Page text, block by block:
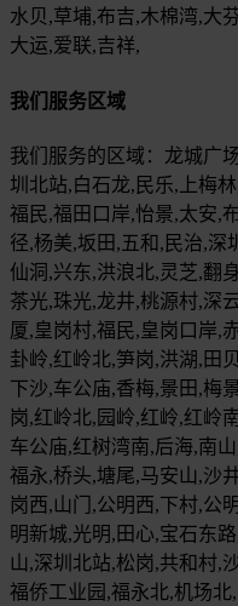
水贝,草埔,布吉,木棉湾,大
大运,爱联,吉祥,
我们服务区域
我们服务的区域：龙城广
圳北站,白石龙,民乐,上梅
福民,福田口岸,怡景,太安,
径,杨美,坂田,五和,民治,深
仙洞,兴东,洪浪北,灵芝,翻
茶光,珠光,龙井,桃源村,深
厦,皇岗村,福民,皇岗口岸,
卦岭,红岭北,笋岗,洪湖,田
下沙,车公庙,香梅,景田,梅
岗,红岭北,园岭,红岭,红岭
车公庙,红树湾南,后海,南
福永,桥头,塘尾,马安山,沙
岗西,山门,公明西,下村,公
明新城,光明,田心,宝石东
山,深圳北站,松岗,共和村,
福侨工业园,福永北,机场